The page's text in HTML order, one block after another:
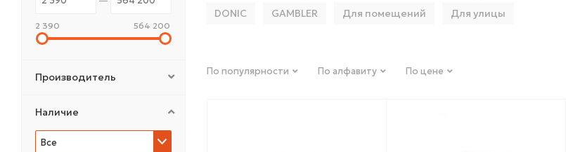
DONIC
GAMBLER Для помещений Для улицы
По популярности По алфавиту По цене
2 390 564 200
Производитель
Наличие
Все